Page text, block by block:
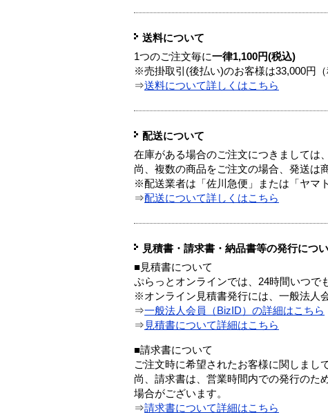
送料について
1つのご注文毎に一律1,100円(税込)
※売掛取引(後払い)のお客様は33,000円
⇒送料について詳しくはこちら
配送について
在庫がある場合のご注文につきましては
尚、複数の商品をご注文の場合、発送は
※配送業者は「佐川急便」または「ヤマ
⇒配送について詳しくはこちら
見積書・請求書・納品書等の発行につ
■見積書について
ぷらっとオンラインでは、24時間いつで
※オンライン見積書発行には、一般法人
⇒一般法人会員（BizID）の詳細はこちら
⇒ 見積書について詳細はこちら
■請求書について
ご注文時に希望されたお客様に関しまし
尚、請求書は、営業時間内での発行のた
場合がございます。
⇒請求書について詳細はこちら